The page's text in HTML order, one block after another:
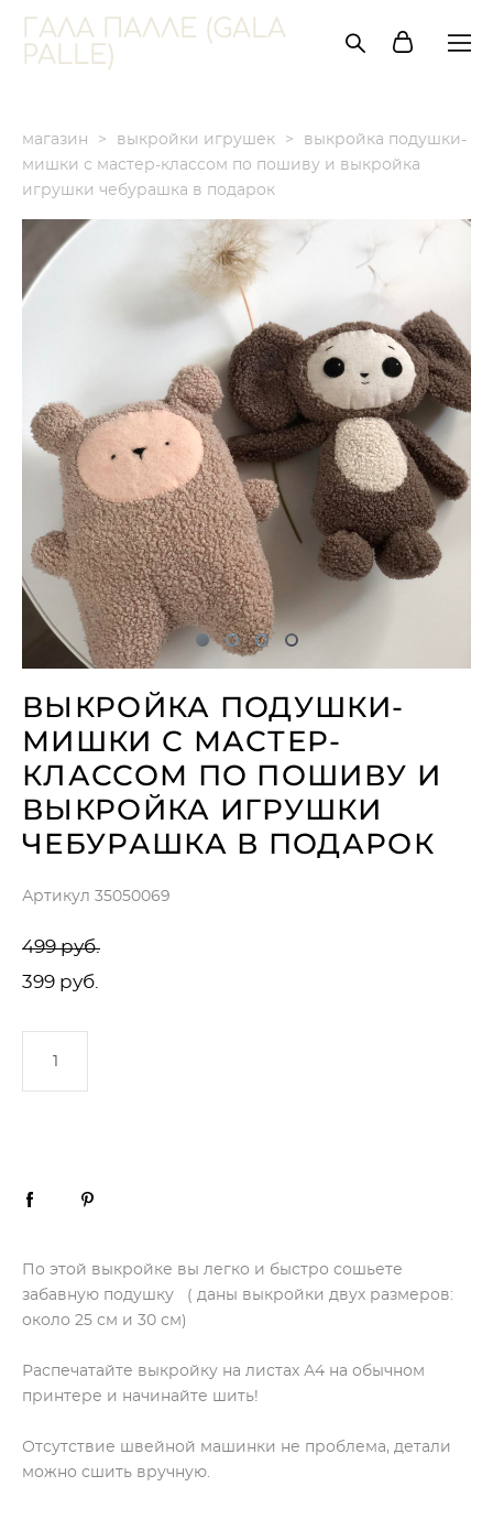
ГАЛА ПАЛЛЕ (GALA
PALLE)
магазин > выкройки игрушек >
выкройка подушки-
мишки с мастер-классом по пошиву и выкройка
игрушки чебурашка в подарок
ВЫКРОЙКА ПОДУШКИ-
МИШКИ С МАСТЕР-
КЛАССОМ ПО ПОШИВУ И
ВЫКРОЙКА ИГРУШКИ
ЧЕБУРАШКА В ПОДАРОК
Артикул 35050069
499 pуб.
399 pуб.
По этой выкройке вы легко и быстро сошьете
забавную подушку ( даны выкройки двух размеров:
около 25 см и 30 см)
Распечатайте выкройку на листах А4 на обычном
принтере и начинайте шить!
Отсутствие швейной машинки не проблема, детали
можно сшить вручную.